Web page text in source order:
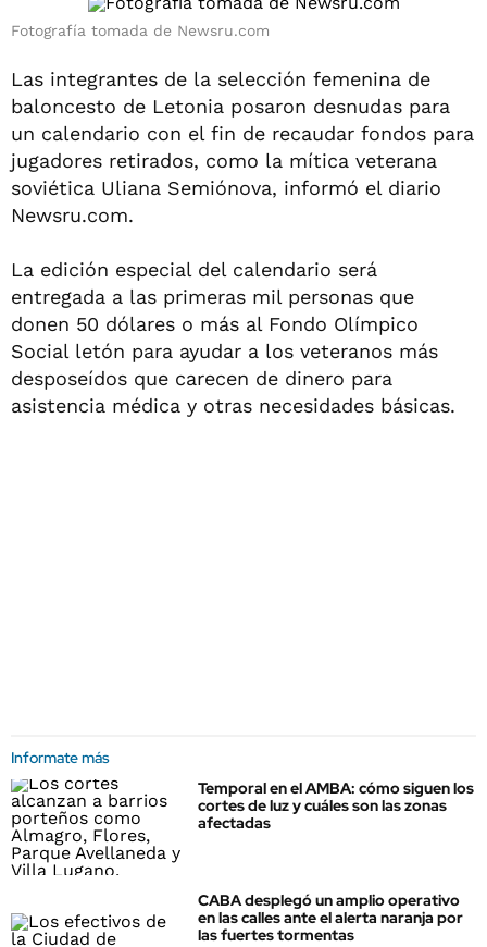
Fotografía tomada de Newsru.com
Las integrantes de la selección femenina de
baloncesto de Letonia posaron desnudas para
un calendario con el fin de recaudar fondos para
jugadores retirados, como la mítica veterana
soviética Uliana Semiónova, informó el diario
Newsru.com.
La edición especial del calendario será
entregada a las primeras mil personas que
donen 50 dólares o más al Fondo Olímpico
Social letón para ayudar a los veteranos más
desposeídos que carecen de dinero para
asistencia médica y otras necesidades básicas.
Informate más
Temporal en el AMBA: cómo siguen los
cortes de luz y cuáles son las zonas
afectadas
CABA desplegó un amplio operativo
en las calles ante el alerta naranja por
las fuertes tormentas